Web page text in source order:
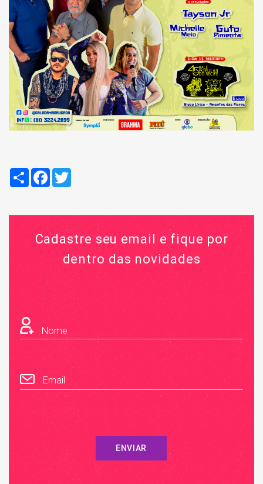
Compartilhar
Facebook
Cadastre seu email e fique por
dentro das novidades
Nome
Email
ENVIAR